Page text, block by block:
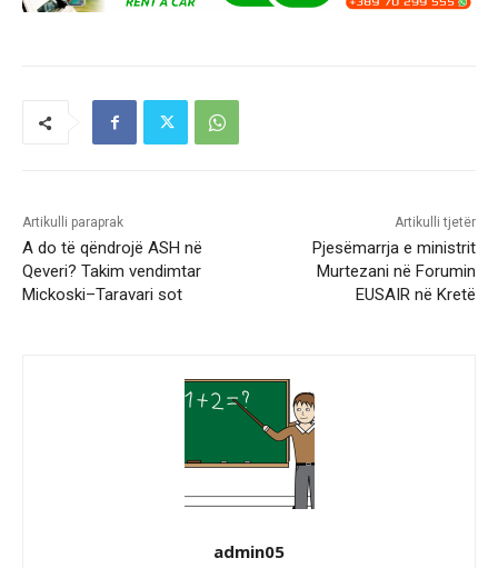
Artikulli paraprak
A do të qëndrojë ASH në
Qeveri? Takim vendimtar
Mickoski–Taravari sot
Artikulli tjetër
Pjesëmarrja e ministrit
Murtezani në Forumin
EUSAIR në Kretë
admin05